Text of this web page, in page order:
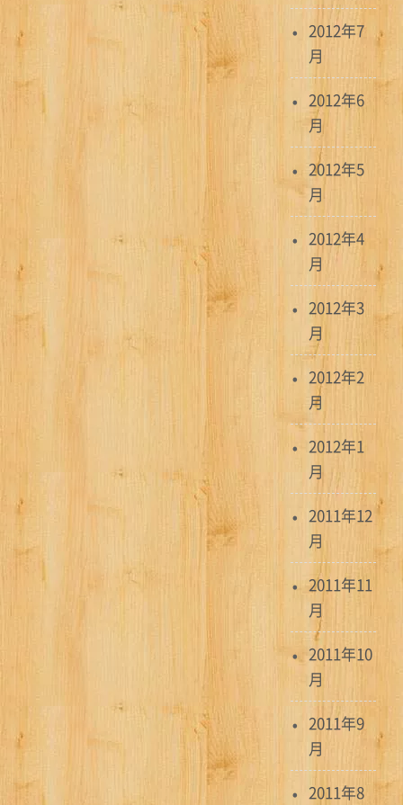
2012年7
月
2012年6
月
2012年5
月
2012年4
月
2012年3
月
2012年2
月
2012年1
月
2011年12
月
2011年11
月
2011年10
月
2011年9
月
2011年8